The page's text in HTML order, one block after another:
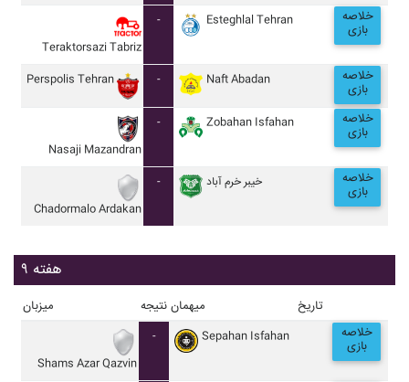
Teraktorsazi Tabriz
- Esteghlal Tehran خلاصه
بازی
Perspolis Tehran - Naft Abadan خلاصه
بازی
Nasaji Mazandran
- Zobahan Isfahan خلاصه
بازی
Chadormalo Ardakan
- خيبر خرم آباد خلاصه
بازی
هفته ۹
میزبان نتیجه میهمان تاریخ
Shams Azar Qazvin
- Sepahan Isfahan خلاصه
بازی